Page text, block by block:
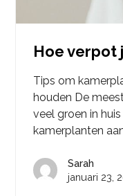
Hoe verpot
Tips om
houden De
veel groen in
kamerplanten
Sarah
januari 23,